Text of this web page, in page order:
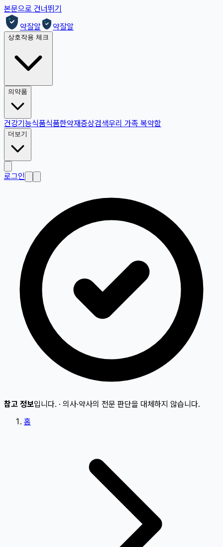
본문으로 건너뛰기
약잘알
약잘알
상호작용 체크
의약품
건강기능식품식품한약재증상검색우리 가족 복약함
더보기
로그인
참고 정보입니다. · 의사·약사의 전문 판단을 대체하지 않습니다.
홈